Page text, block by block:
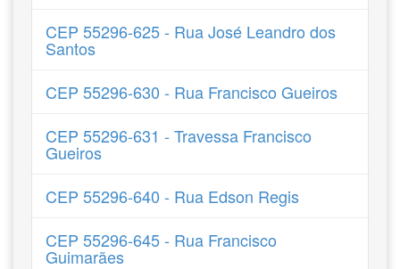
CEP 55296-625 - Rua José Leandro dos
Santos
CEP 55296-630 - Rua Francisco Gueiros
CEP 55296-631 - Travessa Francisco
Gueiros
CEP 55296-640 - Rua Edson Regis
CEP 55296-645 - Rua Francisco
Guimarães